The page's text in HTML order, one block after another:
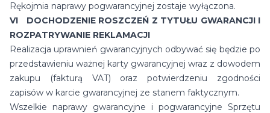
Rękojmia naprawy pogwarancyjnej zostaje wyłączona.
VI DOCHODZENIE ROSZCZEŃ Z TYTUŁU GWARANCJI I
ROZPATRYWANIE REKLAMACJI
Realizacja uprawnień gwarancyjnych odbywać się będzie po
przedstawieniu ważnej karty gwarancyjnej wraz z dowodem
zakupu (fakturą VAT) oraz potwierdzeniu zgodności
zapisów w karcie gwarancyjnej ze stanem faktycznym.
Wszelkie naprawy gwarancyjne i pogwarancyjne Sprzętu